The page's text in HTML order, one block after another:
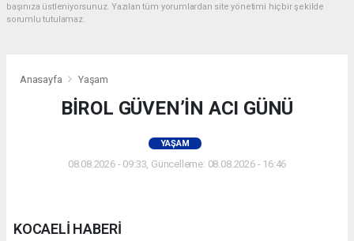
başınıza üstleniyorsunuz. Yazılan tüm yorumlardan site yönetimi hiçbir şekilde
sorumlu tutulamaz.
Anasayfa Yaşam
BİROL GÜVEN’İN ACI GÜNÜ
YAŞAM
08.08.2026 - 09:33, Güncelleme: 08.08.2026 - 16:46
KOCAELİ HABERİ